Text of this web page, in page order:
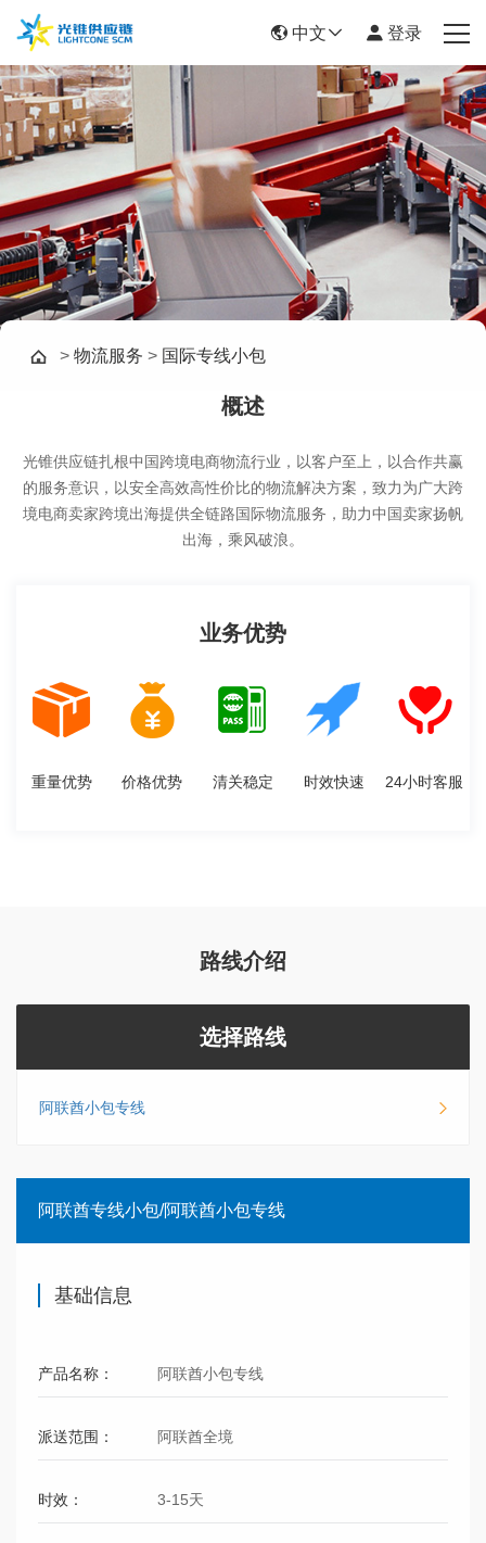
首页
物流服务
新闻资讯
关于我们
帮助中心
联系我们
中文 登录
> 物流服务 > 国际专线小包
概述
光锥供应链扎根中国跨境电商物流行业，以客户至上，以合作共赢
的服务意识，以安全高效高性价比的物流解决方案，致力为广大跨
境电商卖家跨境出海提供全链路国际物流服务，助力中国卖家扬帆
出海，乘风破浪。
业务优势
重量优势 价格优势 清关稳定 时效快速 24小时客服
路线介绍
选择路线
阿联酋小包专线
阿联酋专线小包/阿联酋小包专线
基础信息
产品名称： 阿联酋小包专线
派送范围： 阿联酋全境
时效： 3-15天